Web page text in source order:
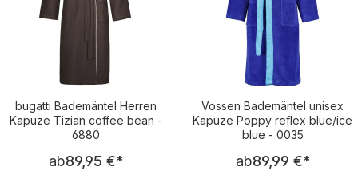
bugatti Bademäntel Herren
Kapuze Tizian coffee bean -
6880
Regulärer Preis:
ab89,95 €*
Vossen Bademäntel unisex
Kapuze Poppy reflex blue/ice
blue - 0035
Regulärer
ab89,99 €*